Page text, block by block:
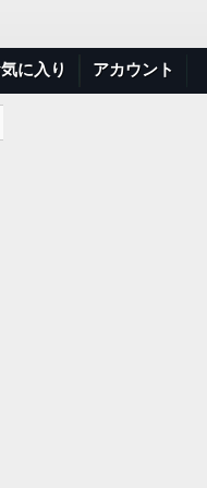
に入り アカウント